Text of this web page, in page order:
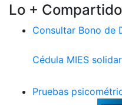
Lo + Compartido
Consultar Bono de
Cédula MIES
Pruebas